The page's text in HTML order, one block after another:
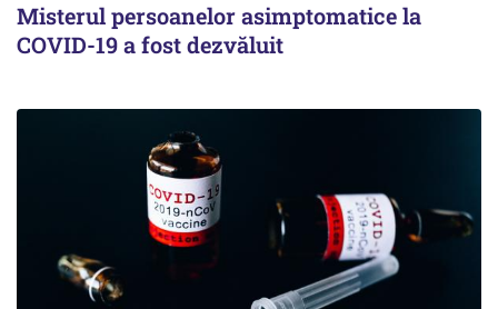
Misterul persoanelor asimptomatice la
COVID-19 a fost dezvăluit